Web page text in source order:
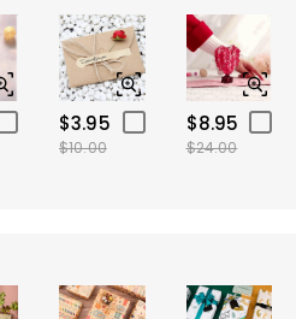
$3.95
$10.00
$8.95
$24.00